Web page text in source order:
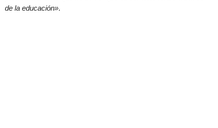
de la educación».